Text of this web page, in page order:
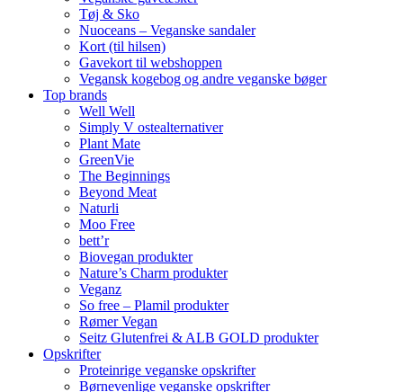
Tøj & Sko
Nuoceans – Veganske sandaler
Kort (til hilsen)
Gavekort til webshoppen
Vegansk kogebog og andre veganske bøger
Top brands
Well Well
Simply V ostealternativer
Plant Mate
GreenVie
The Beginnings
Beyond Meat
Naturli
Moo Free
bett’r
Biovegan produkter
Nature’s Charm produkter
Veganz
So free – Plamil produkter
Rømer Vegan
Seitz Glutenfrei & ALB GOLD produkter
Opskrifter
Proteinrige veganske opskrifter
Børnevenlige veganske opskrifter